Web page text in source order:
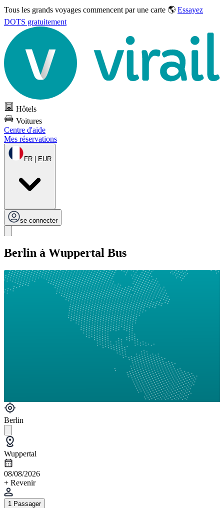
Tous les grands voyages commencent par une carte 🌎 Essayez
DOTS gratuitement
Hôtels
Voitures
Centre d'aide
Mes réservations
FR | EUR
se connecter
Berlin à Wuppertal Bus
Berlin
Wuppertal
08/08/2026
+ Revenir
1 Passager